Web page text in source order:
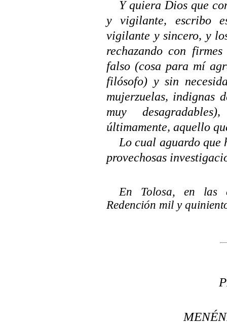
Y quiera Dios que
y vigilante, escribo
vigilante y sincero, y
rechazando con
falso (cosa para mí
filósofo) y sin
mujerzuelas, indignas
muy
últimamente, aquello
Lo cual aguardo que
provechosas
En Tolosa, en las
Redención mil y